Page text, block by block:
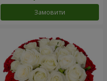
Замовити